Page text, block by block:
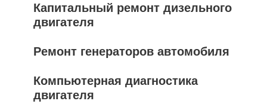
Капитальный ремонт дизельного
двигателя
Ремонт генераторов автомобиля
Компьютерная диагностика
двигателя